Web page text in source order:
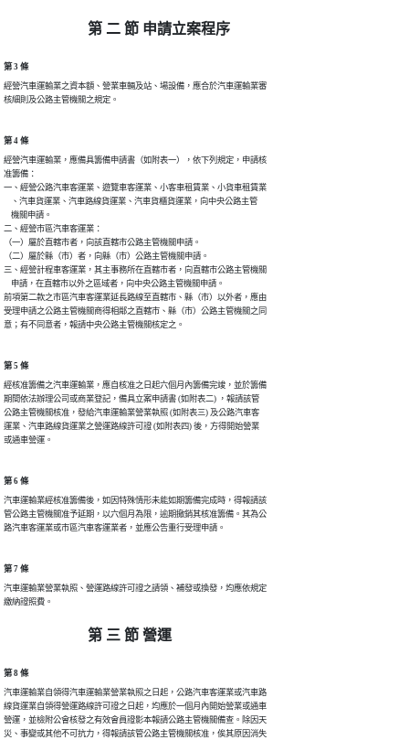
第 二 節 申請立案程序
第 3 條
經營汽車運輸業之資本額、營業車輛及站、場設備，應合於汽車運輸業審
核細則及公路主管機關之規定。
第 4 條
經營汽車運輸業，應備具籌備申請書（如附表一），依下列規定，申請核
准籌備：
一、經營公路汽車客運業、遊覽車客運業、小客車租賃業、小貨車租賃業
    、汽車貨運業、汽車路線貨運業、汽車貨櫃貨運業，向中央公路主管
    機關申請。
二、經營市區汽車客運業：
（一）屬於直轄市者，向該直轄市公路主管機關申請。
（二）屬於縣（市）者，向縣（市）公路主管機關申請。
三、經營計程車客運業，其主事務所在直轄市者，向直轄市公路主管機關
    申請，在直轄市以外之區域者，向中央公路主管機關申請。
前項第二款之市區汽車客運業延長路線至直轄市、縣（市）以外者，應由
受理申請之公路主管機關商得相鄰之直轄市、縣（市）公路主管機關之同
意；有不同意者，報請中央公路主管機關核定之。
第 5 條
經核准籌備之汽車運輸業，應自核准之日起六個月內籌備完竣，並於籌備
期間依法辦理公司或商業登記，備具立案申請書 (如附表二) ，報請該管
公路主管機關核准，發給汽車運輸業營業執照 (如附表三) 及公路汽車客
運業、汽車路線貨運業之營運路線許可證 (如附表四) 後，方得開始營業
或通車營運。
第 6 條
汽車運輸業經核准籌備後，如因特殊情形未能如期籌備完成時，得報請該
管公路主管機關准予延期，以六個月為限，逾期撤銷其核准籌備。其為公
路汽車客運業或市區汽車客運業者，並應公告重行受理申請。
第 7 條
汽車運輸業營業執照、營運路線許可證之請領、補發或換發，均應依規定
繳納證照費。
第 三 節 營運
第 8 條
汽車運輸業自領得汽車運輸業營業執照之日起，公路汽車客運業或汽車路
線貨運業自領得營運路線許可證之日起，均應於一個月內開始營業或通車
營運，並檢附公會核發之有效會員證影本報請公路主管機關備查。除因天
災、事變或其他不可抗力，得報請該管公路主管機關核准，俟其原因消失